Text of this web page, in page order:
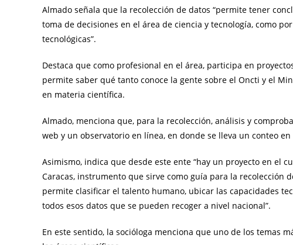
Almado señala que la recolección de datos “permite tener
toma de decisiones en el área de ciencia y tecnología, como
tecnológicas”.
Destaca que como profesional en el área, participa en
permite saber qué tanto conoce la gente sobre el Oncti y el
en materia científica.
Almado, menciona que, para la recolección, análisis y
web y un observatorio en línea, en donde se lleva un conteo
Asimismo, indica que desde este ente “hay un proyecto en el
Caracas, instrumento que sirve como guía para la recolección
permite clasificar el talento humano, ubicar las capacidades
todos esos datos que se pueden recoger a nivel nacional”.
En este sentido, la socióloga menciona que uno de los temas